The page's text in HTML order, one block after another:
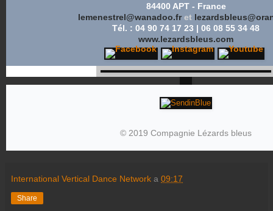
84400 APT - France
lemenestrel@wanadoo.fr et
Tél. : 04 90 74 17 23 | 06 08 55 34 48
www.lezardsbleus.com
© 2019 Compagnie Lézards bleus
International Vertical Dance Network a 09:17
Share